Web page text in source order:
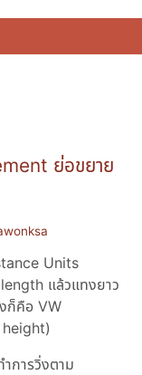
ย่อขยาย
Units
แล้วแทงยาว
ก็คือ VW
ำการวิ่งตาม